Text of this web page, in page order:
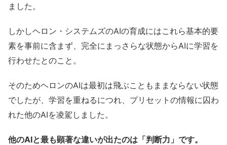
ました。
しかしヘロン・システムズのAIの育成にはこれら基本的要
素を事前に含まず、完全にまっさらな状態からAIに学習を
行わせたとのこと。
そのためヘロンのAIは最初は飛ぶこともままならない状態
でしたが、学習を重ねるにつれ、プリセットの情報に囚わ
れた他のAIを凌駕しました。
他のAIと最も顕著な違いが出たのは「判断力」です。